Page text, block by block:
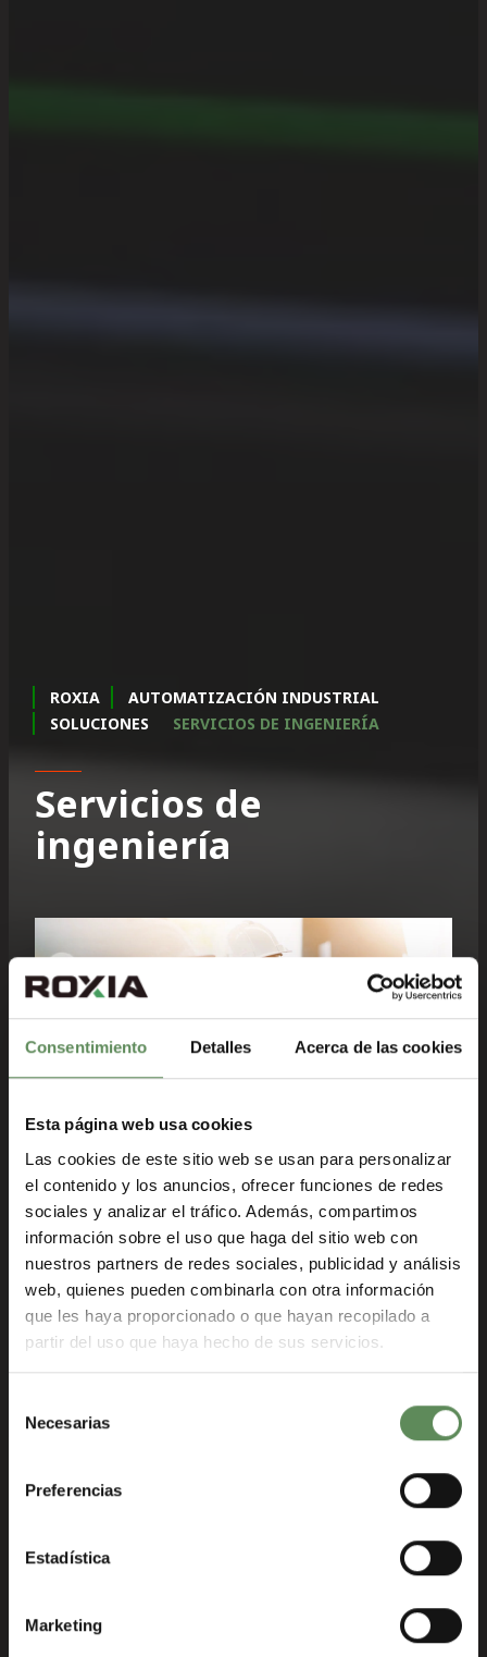
Consentimiento Detalles Acerca de las cookies
Esta página web usa cookies
Las cookies de este sitio web se usan para personalizar
el contenido y los anuncios, ofrecer funciones de redes
sociales y analizar el tráfico. Además, compartimos
información sobre el uso que haga del sitio web con
nuestros partners de redes sociales, publicidad y análisis
web, quienes pueden combinarla con otra información
que les haya proporcionado o que hayan recopilado a
partir del uso que haya hecho de sus servicios.
Necesarias
Preferencias
Estadística
Marketing
ROXIA
AUTOMATIZACIÓN INDUSTRIAL
SOLUCIONES
SERVICIOS DE INGENIERÍA
Servicios de
ingeniería
Concentrarse en crear las mejores
soluciones para el cliente
Gran competencia técnica y
financiera
Fuerte gestión en integración y
seguridad
La ingeniería básica es un paso crucial en el
automatización, electrificación e instrumentación